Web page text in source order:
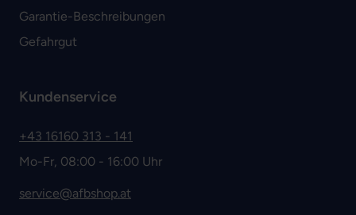
Garantie-Beschreibungen
Gefahrgut
Kundenservice
+43 16160 313 - 141
Mo-Fr, 08:00 - 16:00 Uhr
service@afbshop.at